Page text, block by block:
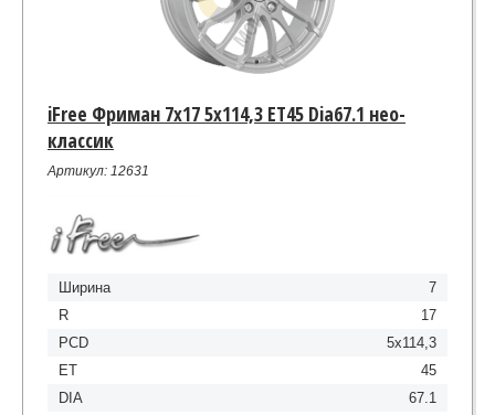
iFree Фриман 7x17 5x114,3 ET45 Dia67.1 нео-
классик
Артикул: 12631
Ширина
7
R
17
PCD
5x114,3
ET
45
DIA
67.1